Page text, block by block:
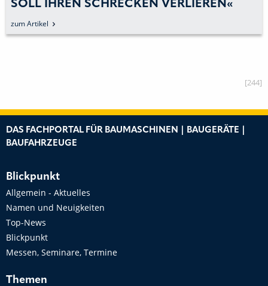
SOLL IHREN SCHRECKEN VERLIEREN«
zum Artikel
[244]
DAS FACHPORTAL FÜR BAUMASCHINEN | BAUGERÄTE |
BAUFAHRZEUGE
Blickpunkt
Allgemein - Aktuelles
Namen und Neuigkeiten
Top-News
Blickpunkt
Messen, Seminare, Termine
Themen